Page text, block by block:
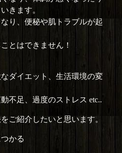
きます。
り、便秘や肌トラブルが起
とはできません！
ダイエット、生活環境の変
不足、過度のストレス etc..
ご紹介したいと思います。
かる